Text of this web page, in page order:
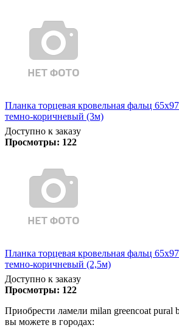
Планка торцевая кровельная фальц
темно-коричневый (3м)
Доступно к заказу
Просмотры: 122
Планка торцевая кровельная фальц
темно-коричневый (2,5м)
Доступно к заказу
Просмотры: 122
Приобрести ламели milan greencoat pural
вы можете в городах: